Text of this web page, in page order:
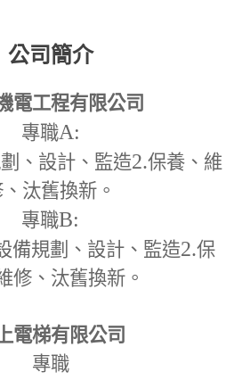
公司簡介
電工程有限公司
專職A:
、設計、監造2.保養、維
汰舊換新。
專職B:
備規劃、設計、監造2.保
修、汰舊換新。
電梯有限公司
專職